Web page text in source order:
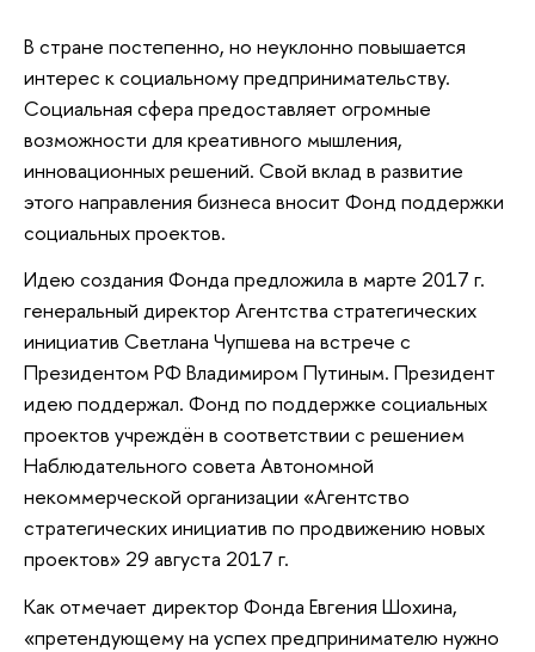
В стране постепенно, но неуклонно повышается
интерес к социальному предпринимательству.
Социальная сфера предоставляет огромные
возможности для креативного мышления,
инновационных решений. Свой вклад в развитие
этого направления бизнеса вносит Фонд поддержки
социальных проектов.
Идею создания Фонда предложила в марте 2017 г.
генеральный директор Агентства стратегических
инициатив Светлана Чупшева на встрече с
Президентом РФ Владимиром Путиным. Президент
идею поддержал. Фонд по поддержке социальных
проектов учреждён в соответствии с решением
Наблюдательного совета Автономной
некоммерческой организации «Агентство
стратегических инициатив по продвижению новых
проектов» 29 августа 2017 г.
Как отмечает директор Фонда Евгения Шохина,
«претендующему на успех предпринимателю нужно